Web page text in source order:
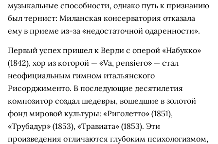
музыкальные способности, однако путь к признанию
был тернист: Миланская консерватория отказала
ему в приеме из-за «недостаточной одаренности».
Первый успех пришел к Верди с оперой «Набукко»
(1842), хор из которой — «Va, pensiero» — стал
неофициальным гимном итальянского
Рисорджименто. В последующие десятилетия
композитор создал шедевры, вошедшие в золотой
фонд мировой культуры: «Риголетто» (1851),
«Трубадур» (1853), «Травиата» (1853). Эти
произведения отличаются глубоким психологизмом,